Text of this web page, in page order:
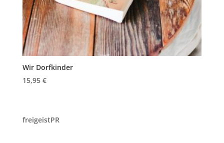
Wir Dorfkinder
15,95 €
freigeistPR